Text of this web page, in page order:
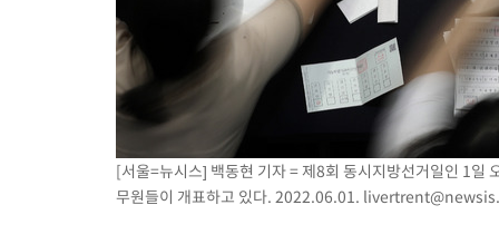
[속보]美중부 사령관, 이스라엘 긴급방문 다중화된 전선 상황 논의
美 국방부, 켄달 전 공군장관 보안허가 취소…“에어포스원 기밀정
‘축구의 신’ 아르헨티나 축구 선수 메시의 부친 지병 별세
“美 이란전 무기 소진…북한과 분쟁시 주한 미군 취약해질 수 있어”
[서울=뉴시스] 백동현 기자 = 제8회 동시지방선거일인 1일
무원들이 개표하고 있다. 2022.06.01.